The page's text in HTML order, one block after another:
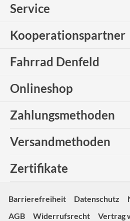
Service
Kooperationspartner
Fahrrad Denfeld
Onlineshop
Zahlungsmethoden
Versandmethoden
Zertifikate
Barrierefreiheit Datenschutz
AGB
Widerrufsrecht Vertrag